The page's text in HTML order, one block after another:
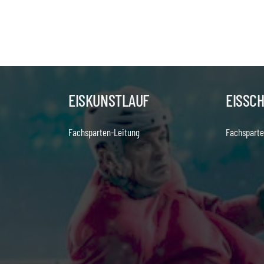
EISKUNSTLAUF
Fachsparten-Leitung